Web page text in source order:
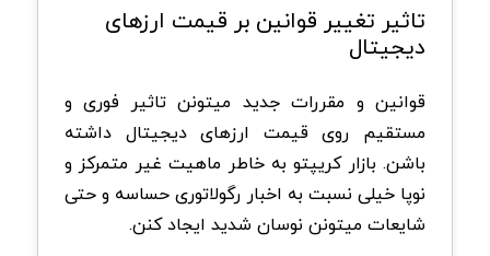
تاثیر تغییر قوانین بر قیمت ارزهای
دیجیتال
قوانین و مقررات جدید میتونن تاثیر فوری و
مستقیم روی قیمت ارزهای دیجیتال داشته
باشن. بازار کریپتو به خاطر ماهیت غیر متمرکز و
نوپا خیلی نسبت به اخبار رگولاتوری حساسه و حتی
شایعات میتونن نوسان شدید ایجاد کنن.